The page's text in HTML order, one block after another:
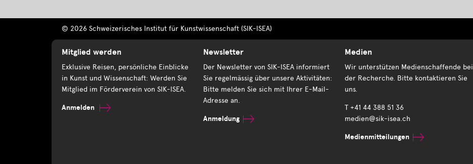
© 2026 Schweizerisches Institut für Kunstwissenschaft (SIK-ISEA)
Mitglied werden
Exklusive Reisen, persönliche Einblicke
in Kunst und Wissenschaft: Werden Sie
Mitglied im Förderverein von SIK-ISEA.
Anmelden
Newsletter
Der Newsletter von SIK-ISEA informiert
Sie regelmässig über unsere Aktivitäten:
Bitte melden Sie sich mit Ihrer E-Mail-
Adresse an.
Anmeldung
Medien
Wir unterstützen Medienschaffende bei
der Recherche. Bitte kontaktieren Sie
uns.
T +41 44 388 51 36
medien@sik-isea.ch
Medienmitteilungen